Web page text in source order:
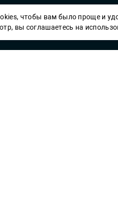
ГБУК ГСЦБС, 2012-2026 гг.
чтобы вам было проще и
вы соглашаетесь на